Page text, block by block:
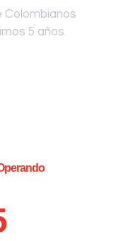
Colombianos
5 años.